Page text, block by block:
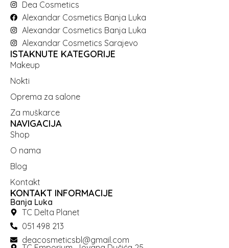
Dea Cosmetics
Alexandar Cosmetics Banja Luka
Alexandar Cosmetics Banja Luka
Alexandar Cosmetics Sarajevo
ISTAKNUTE KATEGORIJE
Makeup
Nokti
Oprema za salone
Za muškarce
NAVIGACIJA
Shop
O nama
Blog
Kontakt
KONTAKT INFORMACIJE
Banja Luka
TC Delta Planet
051 498 213
deacosmeticsbl@gmail.com